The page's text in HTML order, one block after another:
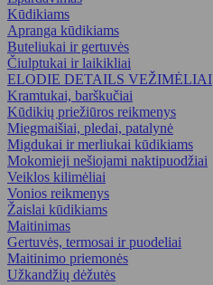
Kūdikiams
Apranga kūdikiams
Buteliukai ir gertuvės
Čiulptukai ir laikikliai
ELODIE DETAILS VEŽIMĖLIAI
Kramtukai, barškučiai
Kūdikių priežiūros reikmenys
Miegmaišiai, pledai, patalynė
Migdukai ir merliukai kūdikiams
Mokomieji nešiojami naktipuodžiai
Veiklos kilimėliai
Vonios reikmenys
Žaislai kūdikiams
Maitinimas
Gertuvės, termosai ir puodeliai
Maitinimo priemonės
Užkandžių dėžutės